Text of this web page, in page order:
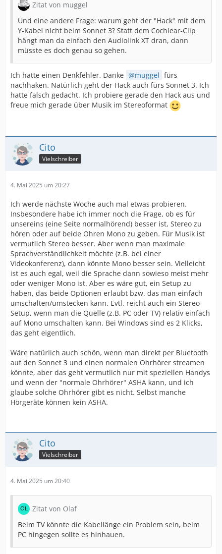
Zitat von muggel
Und eine andere Frage: warum geht der "Hack" mit dem
Y-Kabel nicht beim Sonnet 3? Statt dem Cochlear-Clip
hängt man da einfach den Audiolink XT dran, dann
müsste es doch genau so gehen.
Ich hatte einen Denkfehler. Danke muggel fürs
nachhaken. Natürlich geht der Hack auch fürs Sonnet 3. Ich
hatte falsch gedacht. Ich probiere gerade den Hack aus und
freue mich gerade über Musik im Stereoformat
Cito
Vielschreiber
4. Mai 2025 um 20:27
Ich werde nächste Woche auch mal etwas probieren.
Insbesondere habe ich immer noch die Frage, ob es für
unsereins (eine Seite normalhörend) besser ist, Stereo zu
hören oder auf beide Ohren Mono zu geben. Für Musik ist
vermutlich Stereo besser. Aber wenn man maximale
Sprachverständlichkeit möchte (z.B. bei einer
Videokonferenz), dann könnte Mono besser sein. Vielleicht
ist es auch egal, weil die Sprache dann sowieso meist mehr
oder weniger Mono ist. Aber es wäre gut, ein Setup zu
haben, das beide Optionen erlaubt bzw. das man einfach
umschalten/umstecken kann. Evtl. reicht auch ein Stereo-
Setup, wenn man die Quelle (z.B. PC oder TV) relativ einfach
auf Mono umschalten kann. Bei Windows sind es 2 Klicks,
das geht eigentlich.
Wäre natürlich auch schön, wenn man direkt per Bluetooth
auf den Sonnet 3 und einen normalen Ohrhörer streamen
könnte, aber das geht vermutlich nur mit speziellen Handys
und wenn der "normale Ohrhörer" ASHA kann, und ich
glaube solche Ohrhörer gibt es nicht. Selbst manche
Hörgeräte können kein ASHA.
Cito
Vielschreiber
4. Mai 2025 um 20:40
Zitat von Olaf
Beim TV könnte die Kabellänge ein Problem sein, beim
PC hingegen sollte es hinhauen.